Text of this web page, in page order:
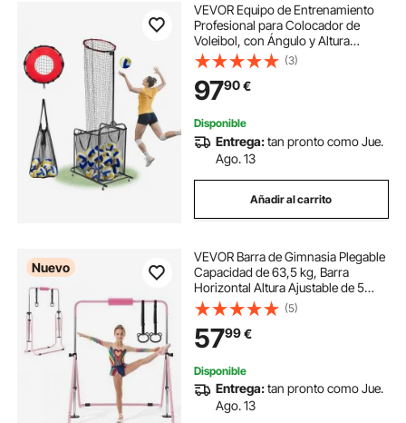
VEVOR Equipo de Entrenamiento
Profesional para Colocador de
Voleibol, con Ángulo y Altura
Ajustables, con Carrito, 4 Ruedas y
Bolsa de Transporte, para Interior y
Exterior para Saques, Remates
(3)
9790€
Disponible
Entrega:tan pronto como Jue.
Ago. 13
Añadir al carrito
Nuevo
VEVOR Barra de Gimnasia Plegable
Capacidad de 63,5 kg, Barra
Horizontal Altura Ajustable de 5
Niveles 914 a 1321 mm, Equipo de
Entrenamiento en Casa, Estructura
Estable, 150 x 108 x 135 cm, Rosa
(5)
5799€
Disponible
Entrega:tan pronto como Jue.
Ago. 13